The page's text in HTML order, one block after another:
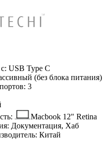
USB Type C
(без блока питания)
3
Macbook 12" Retina
Документация, Хаб
Китай